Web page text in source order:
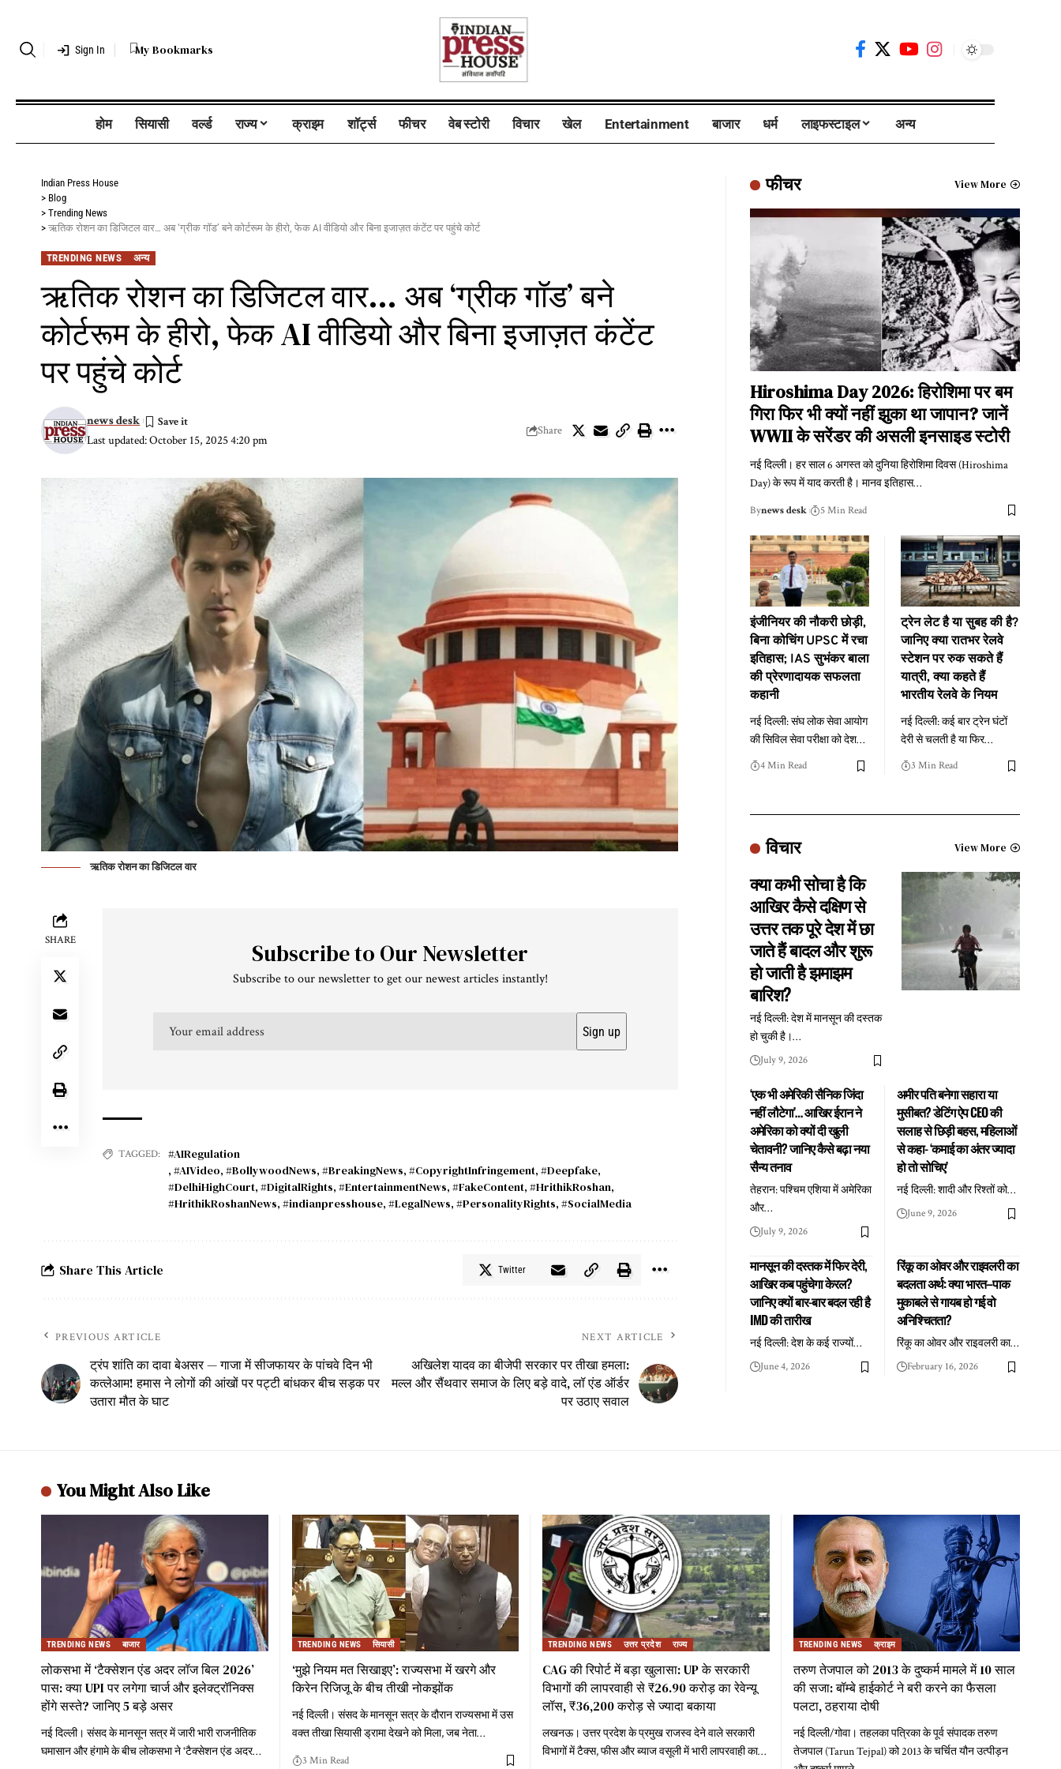
Sign In My Bookmarks
होम सियासी वर्ल्ड राज्य क्राइम शॉर्ट्स फीचर वेब स्टोरी विचार खेल Entertainment बाजार धर्म लाइफस्टाइल अन्य
Indian Press House
> Blog
> Trending News
> ऋतिक रोशन का डिजिटल वार… अब ‘ग्रीक गॉड’ बने कोर्टरूम के हीरो, फेक AI वीडियो और बिना इजाज़त कंटेंट पर पहुंचे कोर्ट
TRENDING NEWS अन्य
ऋतिक रोशन का डिजिटल वार… अब ‘ग्रीक गॉड’ बने
कोर्टरूम के हीरो, फेक AI वीडियो और बिना इजाज़त कंटेंट
पर पहुंचे कोर्ट
Last updated: October 15, 2025 4:20 pm
news desk
Share
ऋतिक रोशन का डिजिटल वार
SHARE Subscribe to Our Newsletter
Subscribe to our newsletter to get our newest articles instantly!
TAGGED:
#AIRegulation
, #AIVideo, #BollywoodNews, #BreakingNews, #CopyrightInfringement, #Deepfake,
#DelhiHighCourt, #DigitalRights, #EntertainmentNews, #FakeContent, #HrithikRoshan,
#HrithikRoshanNews, #indianpresshouse, #LegalNews, #PersonalityRights, #SocialMedia
Share This Article Twitter
PREVIOUS ARTICLE
ट्रंप शांति का दावा बेअसर — गाजा में सीजफायर के पांचवे दिन भी
कत्लेआम! हमास ने लोगों की आंखों पर पट्टी बांधकर बीच सड़क पर
उतारा मौत के घाट
NEXT ARTICLE
अखिलेश यादव का बीजेपी सरकार पर तीखा हमला:
मल्ल और सैंथवार समाज के लिए बड़े वादे, लॉ एंड ऑर्डर
पर उठाए सवाल
फीचर View More
Hiroshima Day 2026: हिरोशिमा पर बम
गिरा फिर भी क्यों नहीं झुका था जापान? जानें
WWII के सरेंडर की असली इनसाइड स्टोरी
नई दिल्ली। हर साल 6 अगस्त को दुनिया हिरोशिमा दिवस (Hiroshima
Day) के रूप में याद करती है। मानव इतिहास…
Bynews desk 5 Min Read
इंजीनियर की नौकरी छोड़ी,
बिना कोचिंग UPSC में रचा
इतिहास; IAS सुभंकर बाला
की प्रेरणादायक सफलता
कहानी
नई दिल्ली: संघ लोक सेवा आयोग
की सिविल सेवा परीक्षा को देश…
4 Min Read
ट्रेन लेट है या सुबह की है?
जानिए क्या रातभर रेलवे
स्टेशन पर रुक सकते हैं
यात्री, क्या कहते हैं
भारतीय रेलवे के नियम
नई दिल्ली: कई बार ट्रेन घंटों
देरी से चलती है या फिर…
3 Min Read
विचार View More
क्या कभी सोचा है कि
आखिर कैसे दक्षिण से
उत्तर तक पूरे देश में छा
जाते हैं बादल और शुरू
हो जाती है झमाझम
बारिश?
नई दिल्ली: देश में मानसून की दस्तक
हो चुकी है।…
July 9, 2026
‘एक भी अमेरिकी सैनिक जिंदा
नहीं लौटेगा’… आखिर ईरान ने
अमेरिका को क्यों दी खुली
चेतावनी? जानिए कैसे बढ़ा नया
सैन्य तनाव
तेहरान: पश्चिम एशिया में अमेरिका
और…
July 9, 2026
अमीर पति बनेगा सहारा या
मुसीबत? डेटिंग ऐप CEO की
सलाह से छिड़ी बहस, महिलाओं
से कहा- ‘कमाई का अंतर ज्यादा
हो तो सोचिए’
नई दिल्ली: शादी और रिश्तों को…
June 9, 2026
मानसून की दस्तक में फिर देरी,
आखिर कब पहुंचेगा केरल?
जानिए क्यों बार-बार बदल रही है
IMD की तारीख
नई दिल्ली: देश के कई राज्यों…
June 4, 2026
रिंकू का ओवर और राइवलरी का
बदलता अर्थ: क्या भारत–पाक
मुकाबले से गायब हो गई वो
अनिश्चितता?
रिंकू का ओवर और राइवलरी का…
February 16, 2026
You Might Also Like
TRENDING NEWS बाजार
लोकसभा में ‘टैक्सेशन एंड अदर लॉज बिल 2026’
पास: क्या UPI पर लगेगा चार्ज और इलेक्ट्रॉनिक्स
होंगे सस्ते? जानिए 5 बड़े असर
नई दिल्ली। संसद के मानसून सत्र में जारी भारी राजनीतिक
घमासान और हंगामे के बीच लोकसभा ने 'टैक्सेशन एंड अदर…
TRENDING NEWS सियासी
‘मुझे नियम मत सिखाइए’: राज्यसभा में खरगे और
किरेन रिजिजू के बीच तीखी नोकझोंक
नई दिल्ली। संसद के मानसून सत्र के दौरान राज्यसभा में उस
वक्त तीखा सियासी ड्रामा देखने को मिला, जब नेता…
3 Min Read
TRENDING NEWS उत्तर प्रदेश राज्य
CAG की रिपोर्ट में बड़ा खुलासा: UP के सरकारी
विभागों की लापरवाही से ₹26.90 करोड़ का रेवेन्यू
लॉस, ₹36,200 करोड़ से ज्यादा बकाया
लखनऊ। उत्तर प्रदेश के प्रमुख राजस्व देने वाले सरकारी
विभागों में टैक्स, फीस और ब्याज वसूली में भारी लापरवाही का…
TRENDING NEWS क्राइम
तरुण तेजपाल को 2013 के दुष्कर्म मामले में 10 साल
की सजा: बॉम्बे हाईकोर्ट ने बरी करने का फैसला
पलटा, ठहराया दोषी
नई दिल्ली/गोवा। तहलका पत्रिका के पूर्व संपादक तरुण
तेजपाल (Tarun Tejpal) को 2013 के चर्चित यौन उत्पीड़न